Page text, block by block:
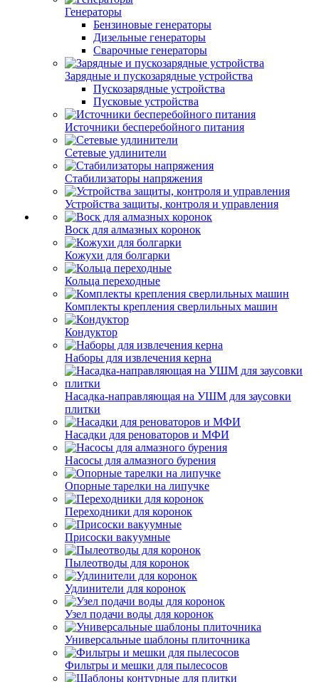
Генераторы
Бензиновые генераторы
Дизельные генераторы
Сварочные генераторы
Зарядные и пускозарядные устройства
Пускозарядные устройства
Пусковые устройства
Источники бесперебойного питания
Сетевые удлинители
Стабилизаторы напряжения
Устройства защиты, контроля и управления
Воск для алмазных коронок
Кожухи для болгарки
Кольца переходные
Комплекты крепления сверлильных машин
Кондуктор
Наборы для извлечения керна
Насадка-направляющая на УШМ для заусовки
плитки
Насадки для реноваторов и МФИ
Насосы для алмазного бурения
Опорные тарелки на липучке
Переходники для коронок
Присоски вакуумные
Пылеотводы для коронок
Удлинители для коронок
Узел подачи воды для коронок
Универсальные шаблоны плиточника
Фильтры и мешки для пылесосов